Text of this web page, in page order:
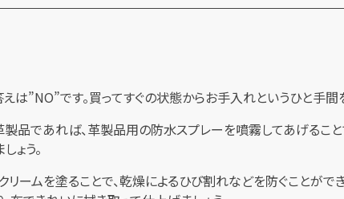
”NO”です。買ってすぐの状態からお手入れというひと手間
品であれば、革製品用の防水スプレーを噴霧してあげるこ
ょう。
ームを塗ることで、乾燥によるひび割れなどを防ぐことがで